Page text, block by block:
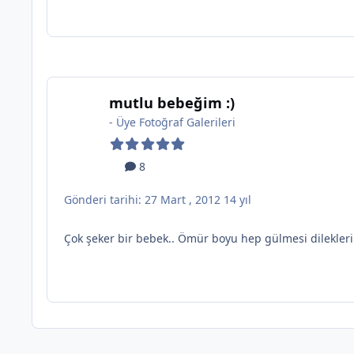
mutlu bebeğim :)
- Üye Fotoğraf Galerileri
8
Gönderi tarihi:27 Mart , 2012 14 yıl
Çok şeker bir bebek.. Ömür boyu hep gülmesi